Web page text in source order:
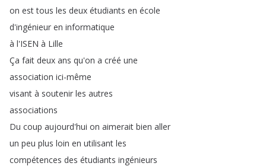
on est tous les deux étudiants en école
d'ingénieur en informatique
à l'ISEN à Lille
Ça fait deux ans qu'on a créé une
association ici-même
visant à soutenir les autres
associations
Du coup aujourd'hui on aimerait bien aller
un peu plus loin en utilisant les
compétences des étudiants ingénieurs